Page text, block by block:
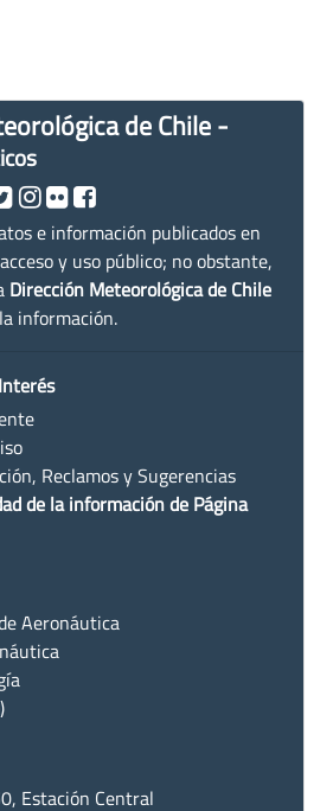
de Chile -
e información publicados en
y uso público; no obstante,
Dirección Meteorológica de Chile
información.
Reclamos y Sugerencias
de la información de Página
Aeronáutica
Estación Central